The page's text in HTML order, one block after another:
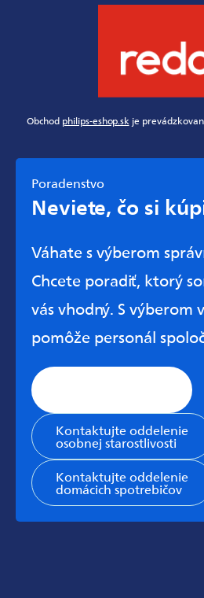
Obchod philips-eshop.sk je
Poradenstvo
Neviete, čo si
Váhate s výberom
Chcete poradiť, ktorý
vás vhodný. S výberom
pomôže personál
Kontaktujte oddelenie
osobnej starostlivosti
Kontaktujte oddelenie
domácich spotrebičov